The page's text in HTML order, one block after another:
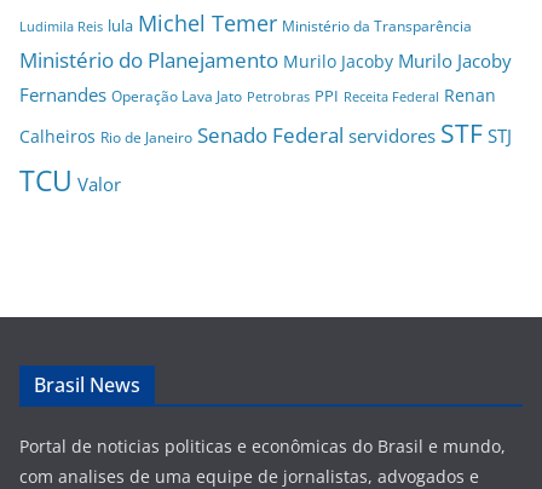
Ludimila Reis lula Michel Temer Ministério da Transparência
Ministério do Planejamento Murilo Jacoby Murilo Jacoby
Fernandes Operação Lava Jato Petrobras PPI Receita Federal Renan
Calheiros Rio de Janeiro Senado Federal servidores STF STJ
TCU Valor
Brasil News
Portal de noticias politicas e econômicas do Brasil e mundo,
com analises de uma equipe de jornalistas, advogados e